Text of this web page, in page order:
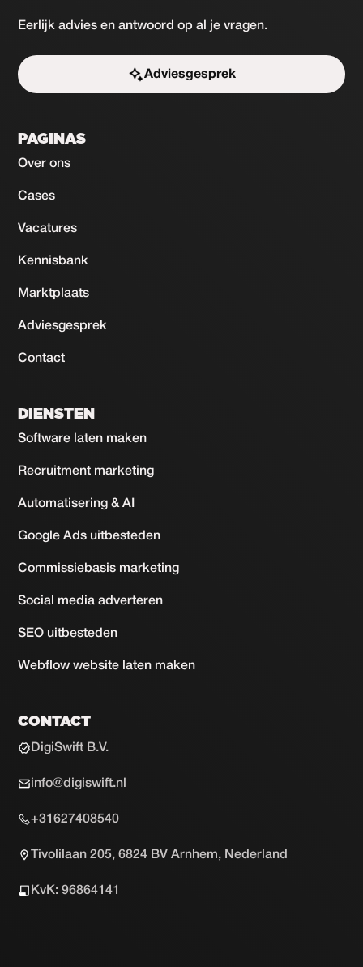
Eerlijk advies en antwoord op al je vragen.
Adviesgesprek
Start de uitdaging
PAGINAS
Over ons
Cases
Vacatures
Kennisbank
Marktplaats
Adviesgesprek
Contact
DIENSTEN
Software laten maken
Recruitment marketing
Automatisering & AI
Google Ads uitbesteden
Commissiebasis marketing
Social media adverteren
SEO uitbesteden
Webflow website laten maken
CONTACT
DigiSwift B.V.
info@digiswift.nl
+31627408540
Tivolilaan 205, 6824 BV Arnhem, Nederland
KvK: 96864141